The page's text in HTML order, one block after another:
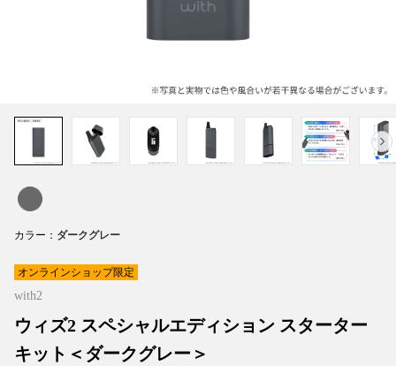
カラー
オンラインショップ限定
with2
ウィズ2 スペシャルエディション スターター
キット＜ダークグレー＞